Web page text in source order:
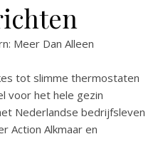
Meer Dan Alleen
tot slimme thermostaten
voor het hele gezin
Nederlandse bedrijfsleven
Action Alkmaar en